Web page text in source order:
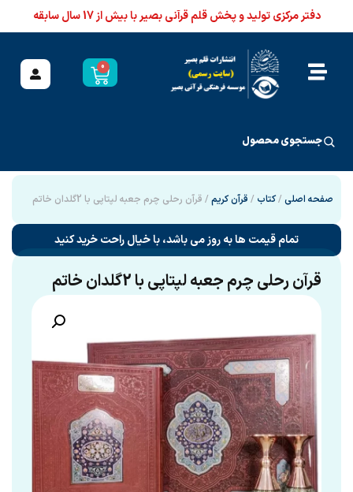
دفتر مرکزی تولید و پخش قلم قرآنی بصیر با بیش از 17 سال سابقه
0
جستجوی محصول
صفحه اصلی /کتاب / قرآن کریم / قرآن رحلی چرم جعبه لپتاپی با 2گلدان خاتم
تمام قیمت ها به روز می باشد، با خیال راحت خرید کنید
قرآن رحلی چرم جعبه لپتاپی با 2گلدان خاتم